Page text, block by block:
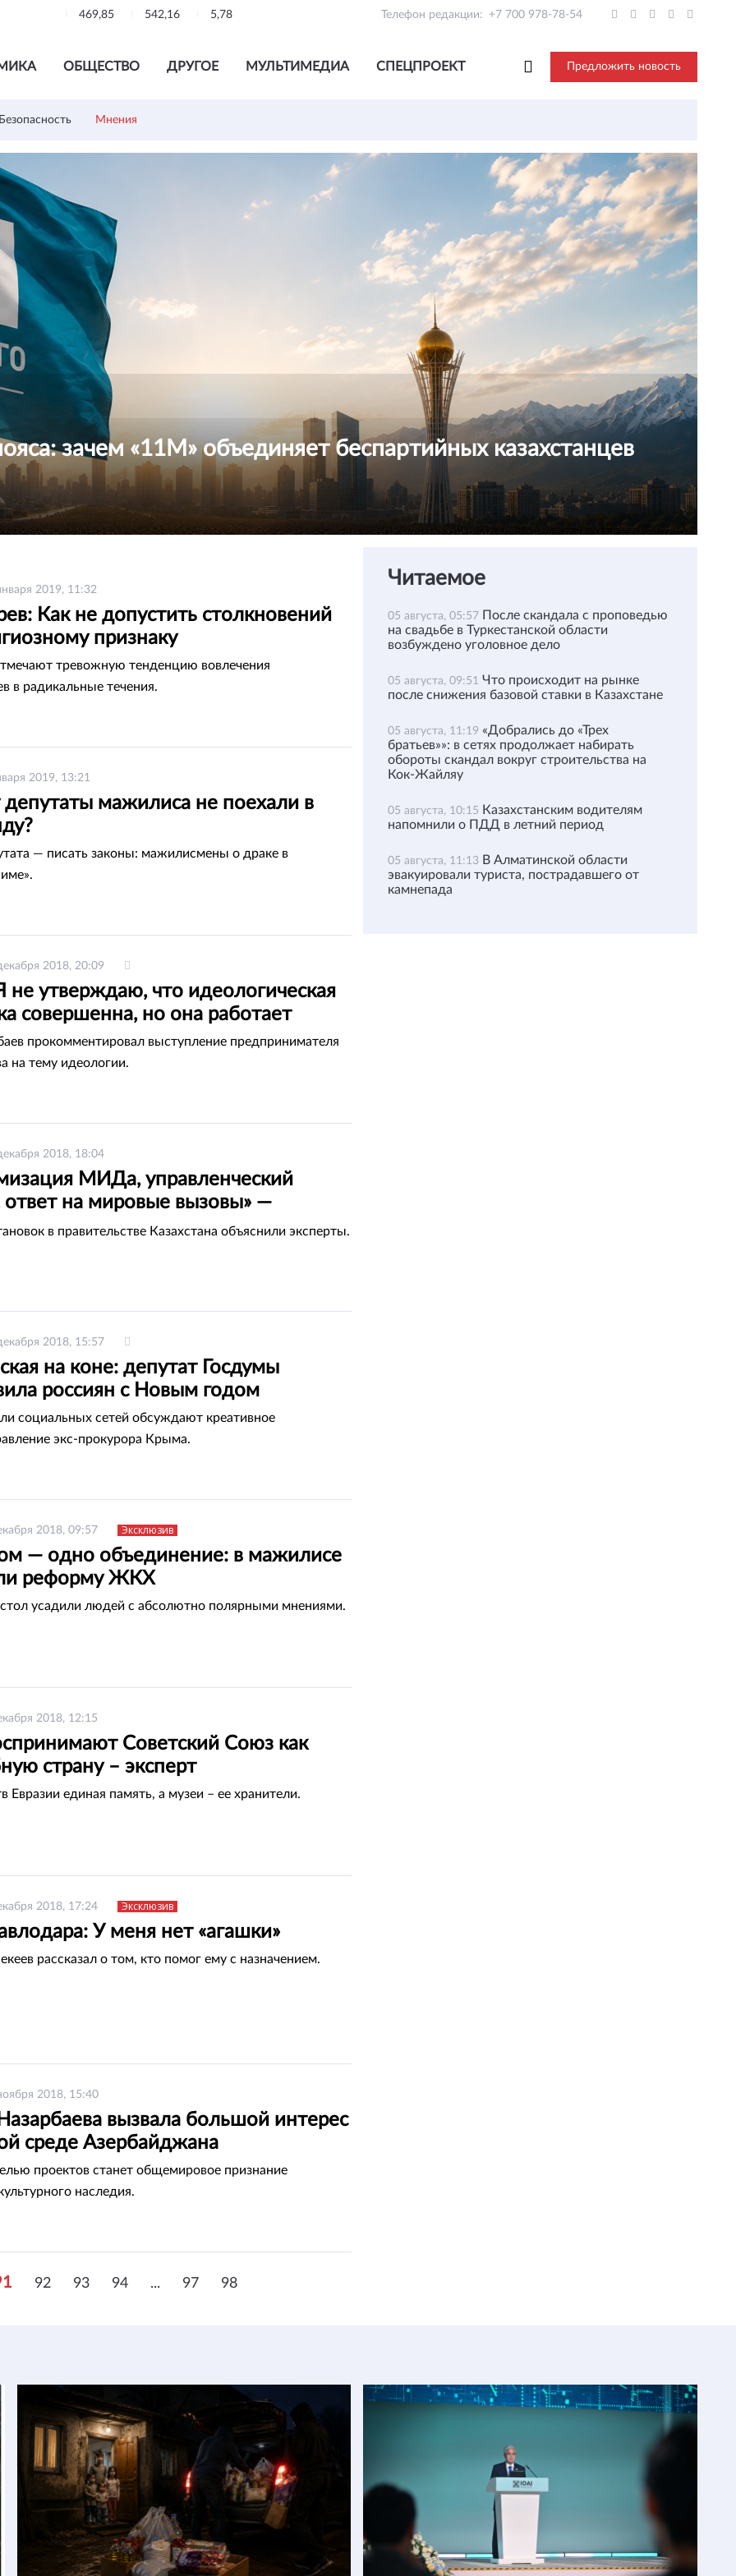
469,85 542,16 5,78 Телефон редакции: +7 700 978-78-54
ОБЩЕСТВО ДРУГОЕ МУЛЬТИМЕДИА СПЕЦПРОЕКТ Предложить новость
Безопасность Мнения
зачем «11М» объединяет беспартийных казахстанцев
2019, 11:32
Как не допустить столкновений
признаку
тревожную тенденцию вовлечения
в радикальные течения.
2019, 13:21
депутаты мажилиса не поехали в
— писать законы: мажилисмены о драке в
2018, 20:09
не утверждаю, что идеологическая
совершенна, но она работает
прокомментировал выступление предпринимателя
на тему идеологии.
2018, 18:04
МИДа, управленческий
ответ на мировые вызовы» —
оценили реорганизацию
в правительстве Казахстана объяснили эксперты.
2018, 15:57
на коне: депутат Госдумы
россиян с Новым годом
социальных сетей обсуждают креативное
экс-прокурора Крыма.
2018, 09:57 Эксклюзив
— одно объединение: в мажилисе
реформу ЖКХ
усадили людей с абсолютно полярными мнениями.
2018, 12:15
Советский Союз как
страну – эксперт
Евразии единая память, а музеи – ее хранители.
2018, 17:24 Эксклюзив
У меня нет «агашки»
рассказал о том, кто помог ему с назначением.
2018, 15:40
вызвала большой интерес
среде Азербайджана
проектов станет общемировое признание
наследия.
92 93 94 ... 97 98
Читаемое
05 августа, 05:57 После скандала с проповедью
на свадьбе в Туркестанской области
возбуждено уголовное дело
05 августа, 09:51 Что происходит на рынке
после снижения базовой ставки в Казахстане
05 августа, 11:19 «Добрались до «Трех
братьев»»: в сетях продолжает набирать
обороты скандал вокруг строительства на
Кок-Жайляу
05 августа, 10:15 Казахстанским водителям
напомнили о ПДД в летний период
05 августа, 11:13 В Алматинской области
эвакуировали туриста, пострадавшего от
камнепада